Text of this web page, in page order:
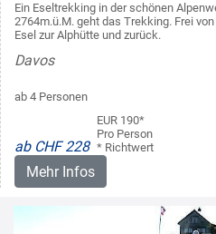
Ein Eseltrekking in der schönen
2764m.ü.M. geht das Trekking. Frei
Esel zur Alphütte und zurück.
Davos
ab 4 Personen
ab CHF 228
EUR 190*
Pro Person
* Richtwert
Mehr Infos